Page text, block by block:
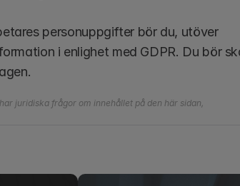
personuppgifter bör du, utöver
i enlighet med GDPR. Du bör
juridiska frågor om innehållet på den här sidan,